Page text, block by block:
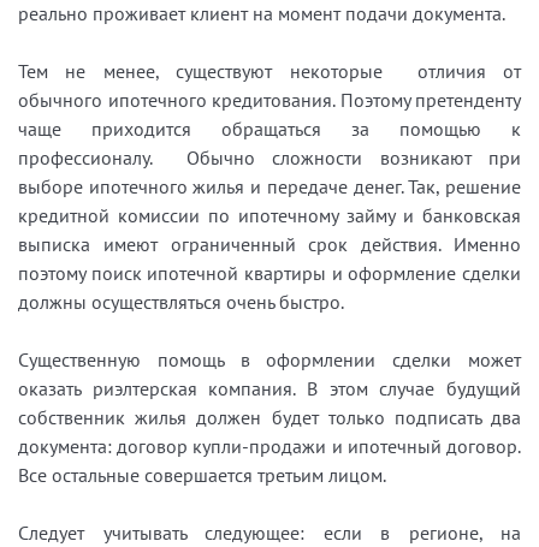
реально проживает клиент на момент подачи документа.
Тем не менее, существуют некоторые отличия от
обычного ипотечного кредитования. Поэтому претенденту
чаще приходится обращаться за помощью к
профессионалу. Обычно сложности возникают при
выборе ипотечного жилья и передаче денег. Так, решение
кредитной комиссии по ипотечному займу и банковская
выписка имеют ограниченный срок действия. Именно
поэтому поиск ипотечной квартиры и оформление сделки
должны осуществляться очень быстро.
Существенную помощь в оформлении сделки может
оказать риэлтерская компания. В этом случае будущий
собственник жилья должен будет только подписать два
документа: договор купли-продажи и ипотечный договор.
Все остальные совершается третьим лицом.
Следует учитывать следующее: если в регионе, на